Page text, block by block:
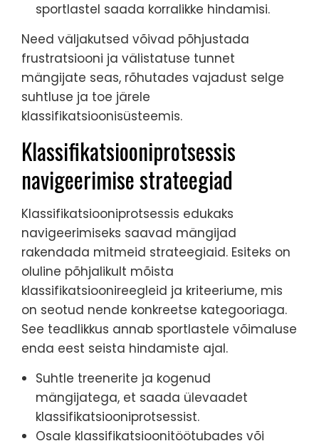
sportlastel saada korralikke hindamisi.
Need väljakutsed võivad põhjustada
frustratsiooni ja välistatuse tunnet
mängijate seas, rõhutades vajadust selge
suhtluse ja toe järele
klassifikatsioonisüsteemis.
Klassifikatsiooniprotsessis
navigeerimise strateegiad
Klassifikatsiooniprotsessis edukaks
navigeerimiseks saavad mängijad
rakendada mitmeid strateegiaid. Esiteks on
oluline põhjalikult mõista
klassifikatsioonireegleid ja kriteeriume, mis
on seotud nende konkreetse kategooriaga.
See teadlikkus annab sportlastele võimaluse
enda eest seista hindamiste ajal.
Suhtle treenerite ja kogenud
mängijatega, et saada ülevaadet
klassifikatsiooniprotsessist.
Osale klassifikatsioonitöötubades või